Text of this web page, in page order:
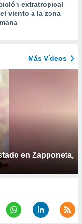
extratropical
viento a la zona
Más Vídeos
en Zapponeta,